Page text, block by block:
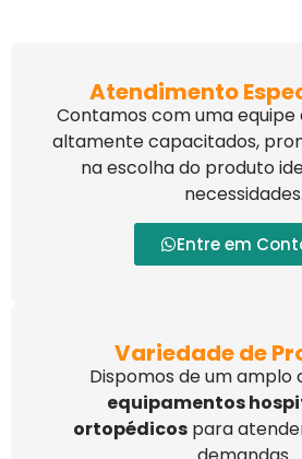
Atendimento
Contamos com uma equipe
altamente capacitados,
na escolha do produto
necessidades.
Entre em
Variedade de
Dispomos de um amplo
equipamentos
ortopédicos para